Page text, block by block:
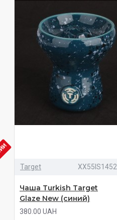
Target XX55IS1452
Чаша Turkish Target
Glaze New (синий)
380.00 UAH